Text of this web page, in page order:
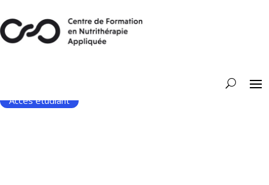
Accès étudiant